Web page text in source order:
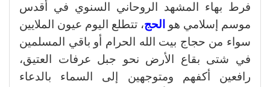
فرط بهاء المشهد الروحاني السنوي في أقدس
موسم إسلامي هو الحج، تتطلع اليوم عيون الملايين
سواء من حجاج بيت الله الحرام أو باقي المسلمين
في شتى بقاع الأرض نحو جبل عرفات العتيق،
رافعين أكفهم ومتوجهين إلى السماء بالدعاء